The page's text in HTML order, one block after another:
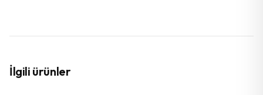
İlgili ürünler